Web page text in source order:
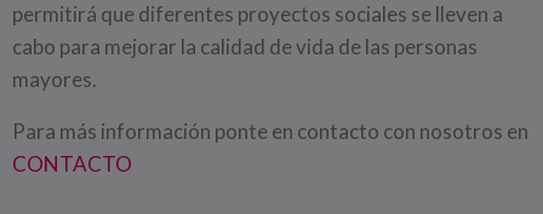
permitirá que diferentes proyectos sociales se lleven a
cabo para mejorar la calidad de vida de las personas
mayores.
Para más información ponte en contacto con nosotros en
CONTACTO